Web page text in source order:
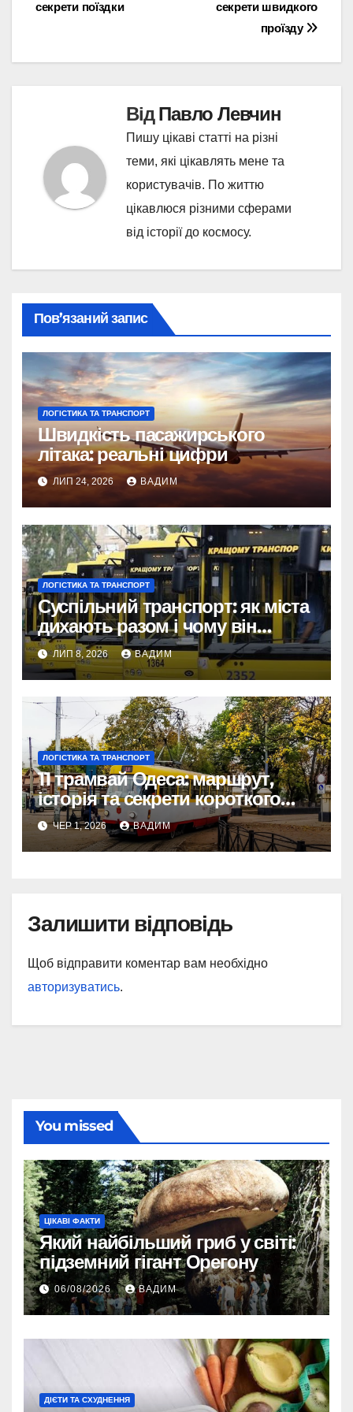
секрети швидкого
проїзду
секрети поїздки
ВідПавло Левчин
Пишу цікаві статті на різні
теми, які цікавлять мене та
користувачів. По життю
цікавлюся різними сферами
від історії до космосу.
Пов’язаний запис
ЛОГІСТИКА ТА ТРАНСПОРТ
Швидкість пасажирського
літака: реальні цифри
ЛИП 24, 2026 ВАДИМ
ЛОГІСТИКА ТА ТРАНСПОРТ
Суспільний транспорт: як міста
дихають разом і чому він
змінює наше життя
ЛИП 8, 2026 ВАДИМ
ЛОГІСТИКА ТА ТРАНСПОРТ
11 трамвай Одеса: маршрут,
історія та секрети короткого
шляху крізь Молдаванку
ЧЕР 1, 2026 ВАДИМ
Залишити відповідь
Щоб відправити коментар вам необхідно
авторизуватись.
You missed
ЦІКАВІ ФАКТИ
Який найбільший гриб у світі:
підземний гігант Орегону
06/08/2026 ВАДИМ
ДІЄТИ ТА СХУДНЕННЯ